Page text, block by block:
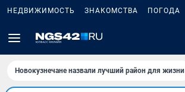
НЕДВИЖИМОСТЬ ЗНАКОМСТВА ПОГОДА
Новокузнечане назвали лучший район для жизни